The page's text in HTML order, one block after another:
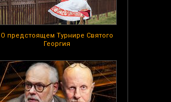
О предстоящем Турнире Святого
Георгия